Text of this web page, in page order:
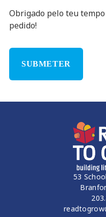
Obrigado pelo teu
pedido!
53